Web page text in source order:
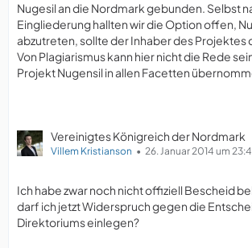
Nugesil an die Nordmark gebunden. Selbst
Eingliederung hallten wir die Option offen,
abzutreten, sollte der Inhaber des Projektes
Von Plagiarismus kann hier nicht die Rede
Projekt Nugensil in allen Facetten
Vereinigtes Königreich der Nordmark
Villem Kristianson 26. Januar 2014 um
Ich habe zwar noch nicht offiziell Bescheid
darf ich jetzt Widerspruch gegen die
Direktoriums einlegen?